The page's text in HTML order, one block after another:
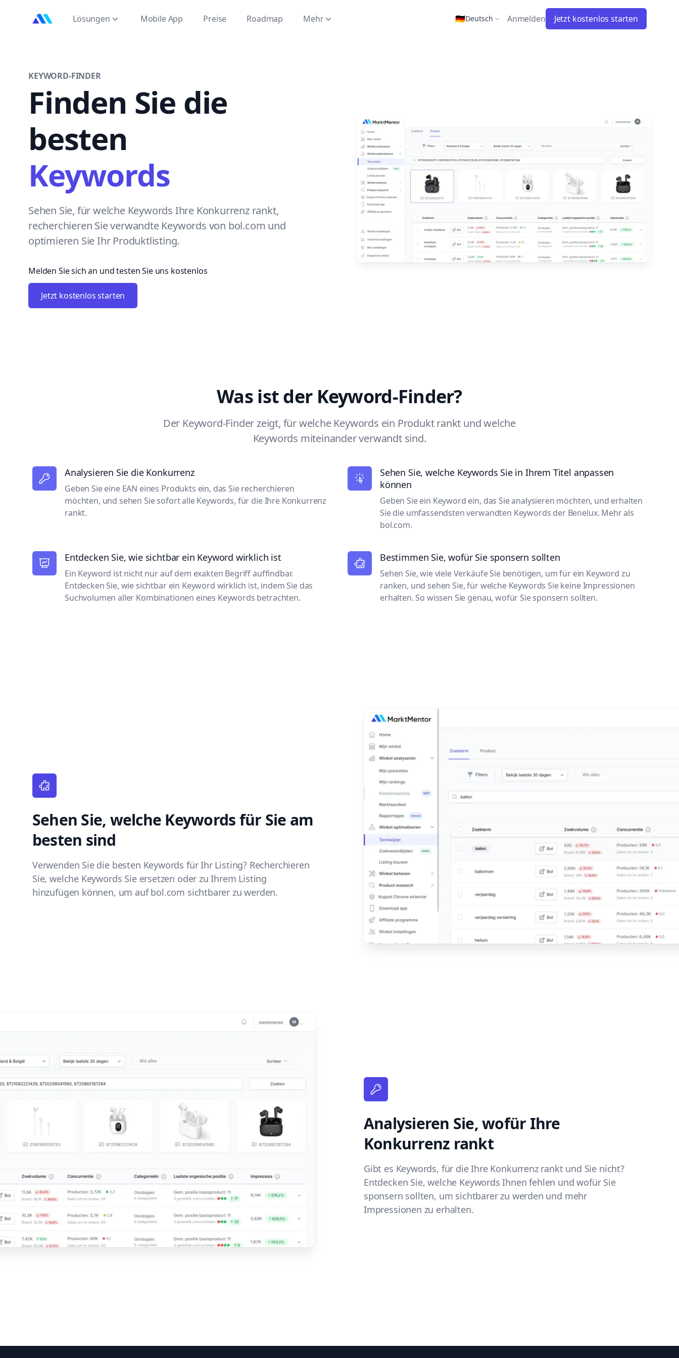
MarktMentorLösungen Mobile App Preise Roadmap Mehr 🇩🇪Deutsch Anmelden Jetzt kostenlos starten
KEYWORD-FINDER
Finden Sie die
besten
Keywords
Sehen Sie, für welche Keywords Ihre Konkurrenz rankt,
recherchieren Sie verwandte Keywords von bol.com und
optimieren Sie Ihr Produktlisting.
Melden Sie sich an und testen Sie uns kostenlos
Jetzt kostenlos starten
Was ist der Keyword-Finder?
Der Keyword-Finder zeigt, für welche Keywords ein Produkt rankt und welche
Keywords miteinander verwandt sind.
Analysieren Sie die Konkurrenz
Geben Sie eine EAN eines Produkts ein, das Sie recherchieren
möchten, und sehen Sie sofort alle Keywords, für die Ihre Konkurrenz
rankt.
Sehen Sie, welche Keywords Sie in Ihrem Titel anpassen
können
Geben Sie ein Keyword ein, das Sie analysieren möchten, und erhalten
Sie die umfassendsten verwandten Keywords der Benelux. Mehr als
bol.com.
Entdecken Sie, wie sichtbar ein Keyword wirklich ist
Ein Keyword ist nicht nur auf dem exakten Begriff auffindbar.
Entdecken Sie, wie sichtbar ein Keyword wirklich ist, indem Sie das
Suchvolumen aller Kombinationen eines Keywords betrachten.
Bestimmen Sie, wofür Sie sponsern sollten
Sehen Sie, wie viele Verkäufe Sie benötigen, um für ein Keyword zu
ranken, und sehen Sie, für welche Keywords Sie keine Impressionen
erhalten. So wissen Sie genau, wofür Sie sponsern sollten.
Sehen Sie, welche Keywords für Sie am
besten sind
Verwenden Sie die besten Keywords für Ihr Listing? Recherchieren
Sie, welche Keywords Sie ersetzen oder zu Ihrem Listing
hinzufügen können, um auf bol.com sichtbarer zu werden.
Analysieren Sie, wofür Ihre
Konkurrenz rankt
Gibt es Keywords, für die Ihre Konkurrenz rankt und Sie nicht?
Entdecken Sie, welche Keywords Ihnen fehlen und wofür Sie
sponsern sollten, um sichtbarer zu werden und mehr
Impressionen zu erhalten.